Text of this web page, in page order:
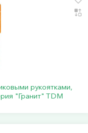
рукоятками,
"Гранит" TDM